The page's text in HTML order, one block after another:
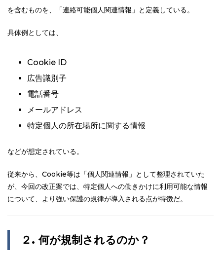
を含むものを、「連絡可能個人関連情報」と定義している。
具体例としては、
Cookie ID
広告識別子
電話番号
メールアドレス
特定個人の所在場所に関する情報
などが想定されている。
従来から、Cookie等は「個人関連情報」として整理されていた
が、今回の改正案では、特定個人への働きかけに利用可能な情報
について、より強い保護の規律が導入される点が特徴だ。
２.何が規制されるのか？